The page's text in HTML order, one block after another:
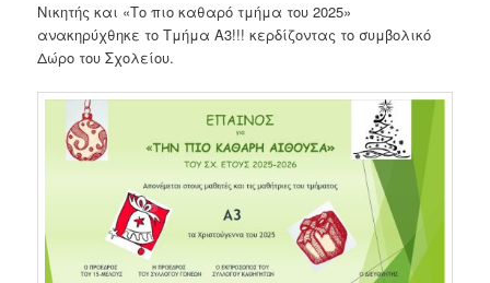
Νικητής και «Το πιο καθαρό τμήμα του 2025»
ανακηρύχθηκε το Τμήμα Α3!!! κερδίζοντας το συμβολικό
Δώρο του Σχολείου.